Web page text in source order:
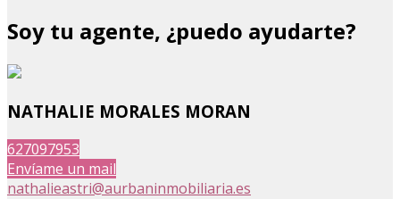
Soy tu agente, ¿puedo ayudarte?
NATHALIE MORALES MORAN
627097953
Envíame un mail
nathalieastri@aurbaninmobiliaria.es